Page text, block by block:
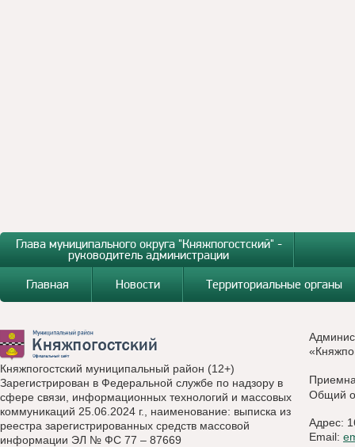
Глава муниципального округа "Княжпогостский" -
руководитель администрации
Главная
Новости Территориальные органы
Княжпогостский муниципальный район (12+)
Зарегистрирован в Федеральной службе по надзору в
сфере связи, информационных технологий и массовых
коммуникаций 25.06.2024 г., наименование: выписка из
реестра зарегистрированных средств массовой
информации ЭЛ № ФС 77 – 87669
Общий
Адрес:
Email: